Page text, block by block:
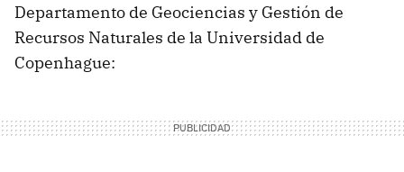
Departamento de Geociencias y Gestión de
Recursos Naturales de la Universidad de
Copenhague: